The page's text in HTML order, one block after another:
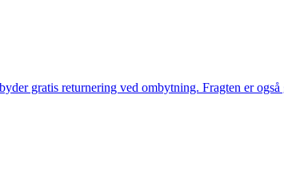
gratis returnering ved ombytning. Fragten er